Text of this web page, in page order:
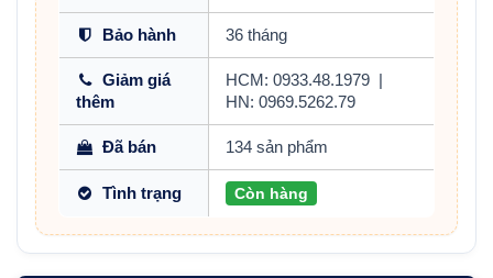
Bảo hành 36 tháng
Giảm giá
thêm
HCM: 0933.48.1979
HN: 0969.5262.79
Đã bán 134 sản phẩm
Tình trạng Còn hàng